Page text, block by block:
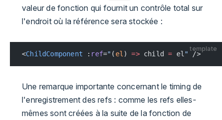
valeur de fonction qui fournit un contrôle total sur
l'endroit où la référence sera stockée :
template
<ChildComponent : ref=" ( el ) => child = el " />
Une remarque importante concernant le timing de
l'enregistrement des refs : comme les refs elles-
mêmes sont créées à la suite de la fonction de